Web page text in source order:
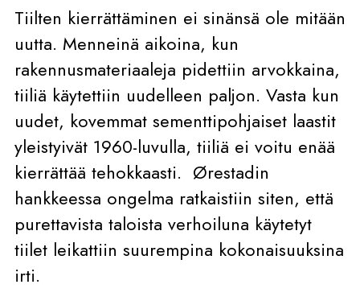
Tiilten kierrättäminen ei sinänsä ole mitään
uutta. Menneinä aikoina, kun
rakennusmateriaaleja pidettiin arvokkaina,
tiiliä käytettiin uudelleen paljon. Vasta kun
uudet, kovemmat sementtipohjaiset laastit
yleistyivät 1960-luvulla, tiiliä ei voitu enää
kierrättää tehokkaasti. Ørestadin
hankkeessa ongelma ratkaistiin siten, että
purettavista taloista verhoiluna käytetyt
tiilet leikattiin suurempina kokonaisuuksina
irti.